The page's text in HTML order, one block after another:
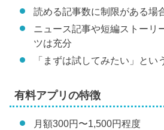
読める記事数に制限がある場
ニュース記事や短編ストーリ
ツは充分
「まずは試してみたい」とい
有料アプリの特徴
月額300円〜1,500円程度